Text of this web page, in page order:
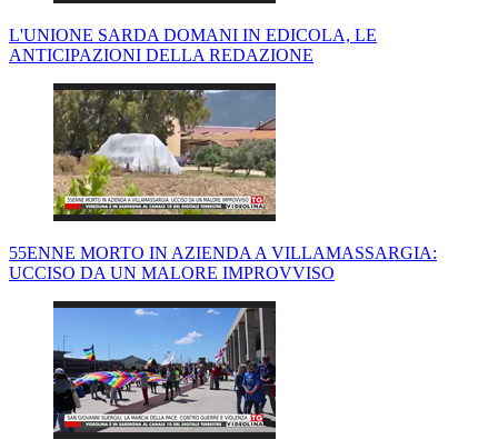
L'UNIONE SARDA DOMANI IN EDICOLA, LE
ANTICIPAZIONI DELLA REDAZIONE
55ENNE MORTO IN AZIENDA A VILLAMASSARGIA:
UCCISO DA UN MALORE IMPROVVISO